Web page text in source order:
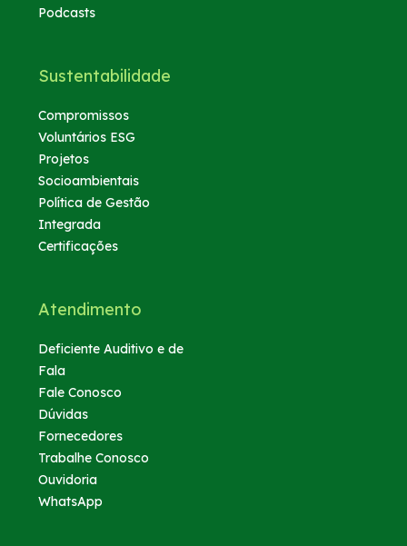
Podcasts
Sustentabilidade
Compromissos
Voluntários ESG
Projetos
Socioambientais
Política de Gestão
Integrada
Certificações
Atendimento
Deficiente Auditivo e de
Fala
Fale Conosco
Dúvidas
Fornecedores
Trabalhe Conosco
Ouvidoria
WhatsApp